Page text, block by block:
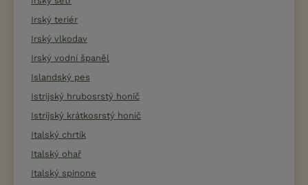
Irský teriér
Irský vlkodav
Irský vodní španěl
Islandský pes
Istrijský hrubosrstý honič
Istrijský krátkosrstý honič
Italský chrtík
Italský ohař
Italský spinone